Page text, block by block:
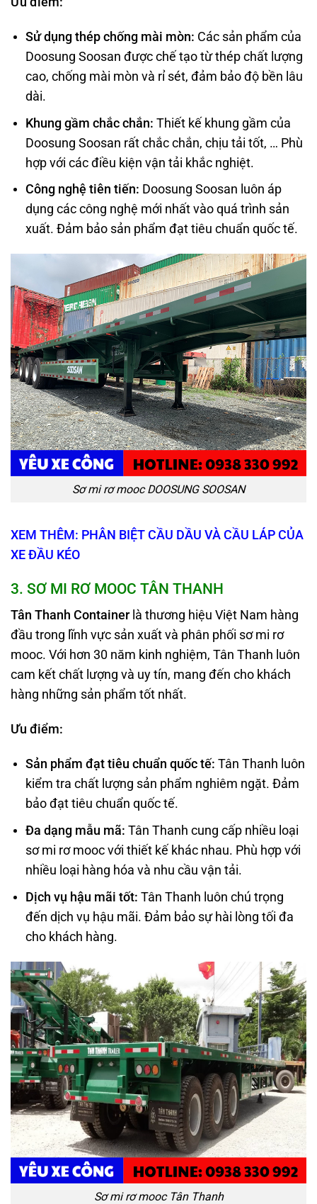
Sử dụng thép chống mài mòn: Các sản phẩm của
Doosung Soosan được chế tạo từ thép chất lượng
cao, chống mài mòn và rỉ sét, đảm bảo độ bền lâu
dài.
Khung gầm chắc chắn: Thiết kế khung gầm của
Doosung Soosan rất chắc chắn, chịu tải tốt, … Phù
hợp với các điều kiện vận tải khắc nghiệt.
Công nghệ tiên tiến: Doosung Soosan luôn áp
dụng các công nghệ mới nhất vào quá trình sản
xuất. Đảm bảo sản phẩm đạt tiêu chuẩn quốc tế.
Sơ mi rơ mooc DOOSUNG SOOSAN
XEM THÊM: PHÂN BIỆT CẦU DẦU VÀ CẦU LÁP CỦA
XE ĐẦU KÉO
3. SƠ MI RƠ MOOC TÂN THANH
Tân Thanh Containerlà thương hiệu Việt Nam hàng
đầu trong lĩnh vực sản xuất và phân phối sơ mi rơ
mooc. Với hơn 30 năm kinh nghiệm, Tân Thanh luôn
cam kết chất lượng và uy tín, mang đến cho khách
hàng những sản phẩm tốt nhất.
Ưu điểm:
Sản phẩm đạt tiêu chuẩn quốc tế: Tân Thanh luôn
kiểm tra chất lượng sản phẩm nghiêm ngặt. Đảm
bảo đạt tiêu chuẩn quốc tế.
Đa dạng mẫu mã: Tân Thanh cung cấp nhiều loại
sơ mi rơ mooc với thiết kế khác nhau. Phù hợp với
nhiều loại hàng hóa và nhu cầu vận tải.
Dịch vụ hậu mãi tốt: Tân Thanh luôn chú trọng
đến dịch vụ hậu mãi. Đảm bảo sự hài lòng tối đa
cho khách hàng.
Sơ mi rơ mooc Tân Thanh